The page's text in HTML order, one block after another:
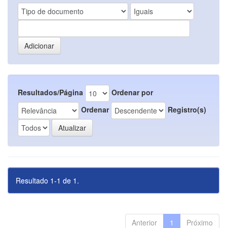
Resultados/Página
Ordenar por
Ordenar
Registro(s)
Resultado 1-1 de 1.
Anterior 1 Próximo